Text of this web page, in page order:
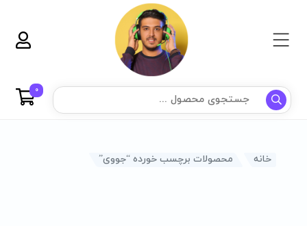
0
خانه محصولات برچسب خورده “جووی”